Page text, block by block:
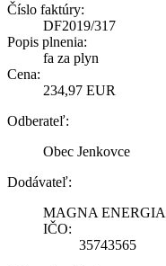
Číslo faktúry:
DF2019/317
Popis plnenia:
fa za plyn
Cena:
234,97 EUR
Odberateľ:
Obec Jenkovce
Dodávateľ:
MAGNA ENERGIA
IČO:
35743565